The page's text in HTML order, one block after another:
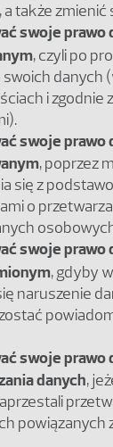
także zmienić
swoje prawo
, czyli po
swoich danych
i zgodnie
swoje prawo
, poprzez
się z
o
swoje prawo
, gdyby
naruszenie
swoje prawo
danych,
powiązanych